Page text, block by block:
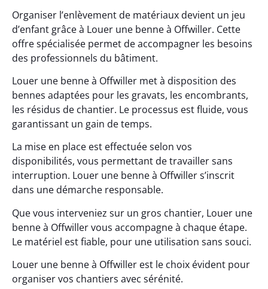
Organiser l’enlèvement de matériaux devient un jeu
d’enfant grâce à Louer une benne à Offwiller. Cette
offre spécialisée permet de accompagner les besoins
des professionnels du bâtiment.
Louer une benne à Offwiller met à disposition des
bennes adaptées pour les gravats, les encombrants,
les résidus de chantier. Le processus est fluide, vous
garantissant un gain de temps.
La mise en place est effectuée selon vos
disponibilités, vous permettant de travailler sans
interruption. Louer une benne à Offwiller s’inscrit
dans une démarche responsable.
Que vous interveniez sur un gros chantier, Louer une
benne à Offwiller vous accompagne à chaque étape.
Le matériel est fiable, pour une utilisation sans souci.
Louer une benne à Offwiller est le choix évident pour
organiser vos chantiers avec sérénité.